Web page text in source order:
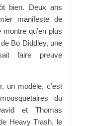
bien. Deux ans
manifeste de
montre qu’en plus
Bo Diddley, une
faire preuve
un modèle, c’est
du
et Thomas
Heavy Trash, le